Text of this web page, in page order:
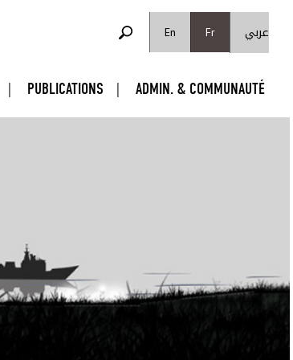
En
Fr عربي FORMULAIRE DE RECHERCHE
PUBLICATIONS ADMIN. & COMMUNAUTÉ